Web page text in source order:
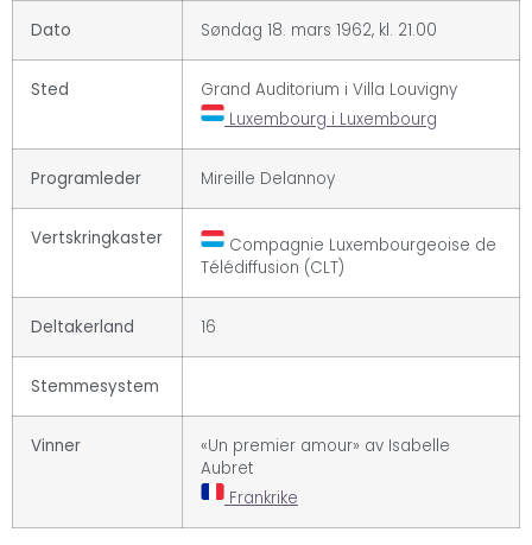
Dato Søndag 18. mars 1962, kl. 21.00
Sted
Grand Auditorium i Villa Louvigny
Luxembourg i Luxembourg
Programleder Mireille Delannoy
Vertskringkaster
Compagnie Luxembourgeoise de
Télédiffusion (CLT)
Deltakerland 16
Stemmesystem
Vinner
«Un premier amour» av Isabelle
Aubret
Frankrike